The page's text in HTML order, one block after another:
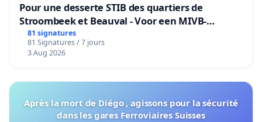
Pour une desserte STIB des quartiers de
Stroombeek et Beauval - Voor een MIVB-
bediening van de wijken Strombeek en Het
Voor
81 signatures
81 Signatures / 7 jours
3 Aug 2026
Après la mort de Diégo , agissons pour la sécurité
dans les gares Ferroviaires Suisses